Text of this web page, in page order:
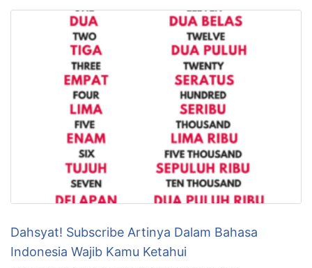
Dahsyat! Subscribe Artinya Dalam Bahasa
Indonesia Wajib Kamu Ketahui